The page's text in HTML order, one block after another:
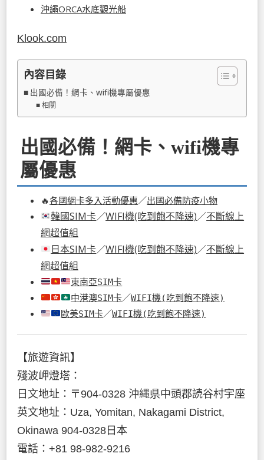
沖繩ORCA水底觀光船
Klook.com
內容目錄
出國必備！網卡、wifi機專屬優惠
相關
出國必備！網卡、wifi機專
屬優惠
🔥各國網卡多入活動優惠／出國必備防疫小物
韓國SIM卡／WIFI機(吃到飽不降速)／不斷線上
網超值組
日本SIM卡／WIFI機(吃到飽不降速)／不斷線上
網超值組
東南亞SIM卡
中港澳SIM卡／WIFI機(吃到飽不降速)
歐美SIM卡／WIFI機(吃到飽不降速)
【旅遊資訊】
殘波岬燈塔：
日文地址：〒904-0328 沖縄県中頭郡読谷村宇座
英文地址：Uza, Yomitan, Nakagami District,
Okinawa 904-0328日本
電話：+81 98-982-9216